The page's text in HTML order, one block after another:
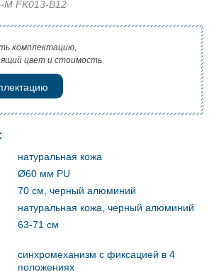
FK013-B12
комплектацию,
цвет и стоимость.
натуральная кожа
Ø60 мм PU
70 см, черный алюминий
натуральная кожа, черный алюминий
63-71 см
синхромеханизм с фиксацией в 4
положениях